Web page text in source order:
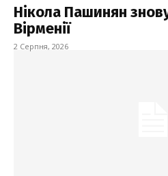
Нікола Пашинян
Вірменії
2 Серпня, 2026